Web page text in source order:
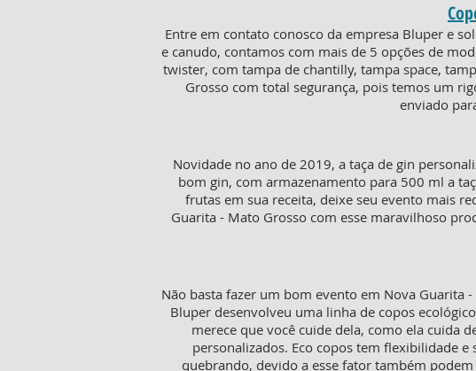
Entre em contato conosco da empresa Bluper e
e canudo, contamos com mais de 5 opções de
twister, com tampa de chantilly, tampa space,
Grosso com total segurança, pois temos um
enviado
Novidade no ano de 2019, a taça de gin
bom gin, com armazenamento para 500 ml a
frutas em sua receita, deixe seu evento mais
Guarita - Mato Grosso com esse maravilhoso
Não basta fazer um bom evento em Nova Guarita
Bluper desenvolveu uma linha de copos
merece que você cuide dela, como ela cuida
personalizados. Eco copos tem flexibilidade
quebrando, devido a esse fator também